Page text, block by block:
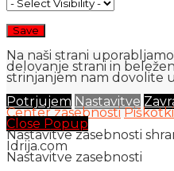
Na naši strani
delovanje strani in
strinjanjem nam dovolite
Potrjujem Nastavitve
Center zasebnosti Piškotki
Close Popup
Nastavitve zasebnosti
Idrija.com
Nastavitve zasebnosti